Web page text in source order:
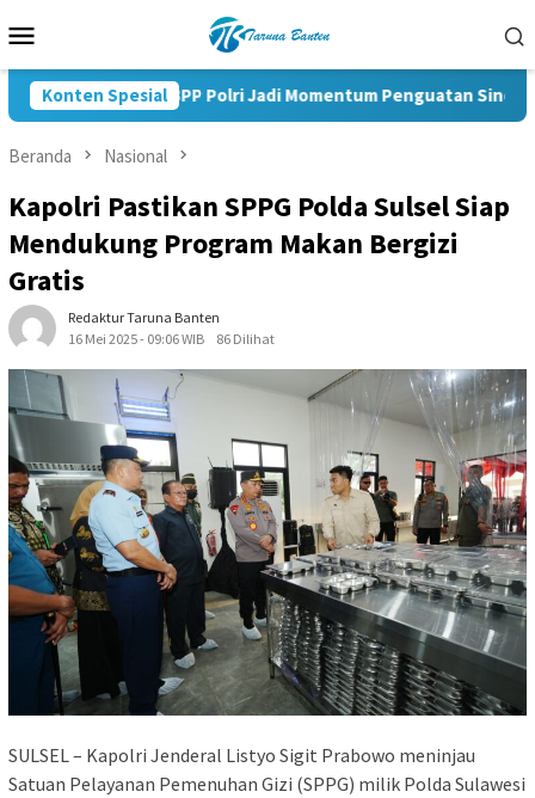
ke
Mobile
Konten Spesial
Pelantikan KBPP Polri Jadi Momentum Penguatan Sinergi
Beranda Nasional
Kapolri Pastikan SPPG Polda Sulsel Siap
Mendukung Program Makan Bergizi
Gratis
Redaktur Taruna Banten
16 Mei 2025 - 09:06 WIB
86 Dilihat
SULSEL – Kapolri Jenderal Listyo Sigit Prabowo meninjau
Satuan Pelayanan Pemenuhan Gizi (SPPG) milik Polda Sulawesi